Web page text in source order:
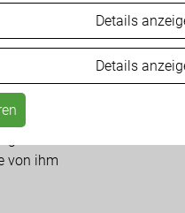
Details
Details
wieder Zuwanderer
eine
die FPÖ den
dem
umzusetzen. Albel
von ihm